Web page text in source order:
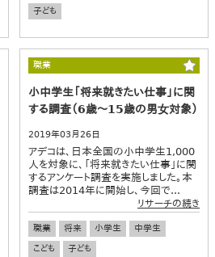
子ども
職業
小中学生「将来就きたい仕事」に関
する調査（6歳〜15歳の男⼥対象）
2019年03月26日
アデコは、日本全国の小中学生1,000
人を対象に、「将来就きたい仕事」に関
するアンケート調査を実施しました。本
調査は2014年に開始し、今回で...
リサーチの続き
職業 将来 小学生
中学生
こども
子ども